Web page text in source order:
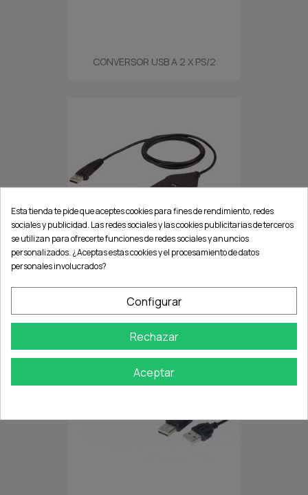
CONVERSOR USB A 2 X PS/2
CONVERSOR USB 1.1 A SERIE...
Esta tienda te pide que aceptes cookies para fines de rendimiento, redes
sociales y publicidad. Las redes sociales y las cookies publicitarias de terceros
se utilizan para ofrecerte funciones de redes sociales y anuncios
personalizados. ¿Aceptas estas cookies y el procesamiento de datos
personales involucrados?
Configurar
Rechazar
Aceptar